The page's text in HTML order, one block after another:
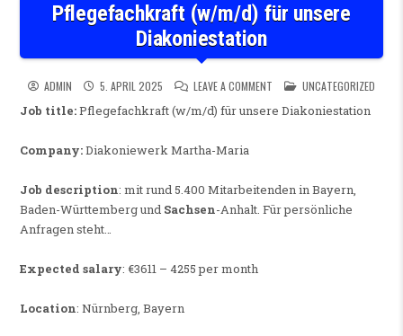
Pflegefachkraft (w/m/d) für unsere
Diakoniestation
ADMIN 5. APRIL 2025 LEAVE A COMMENT ON PFLEGEFACHKRAFT (W/
POSTED IN
UNCATEGORIZED
Job title:Pflegefachkraft (w/m/d) für unsere Diakoniestation
Company:Diakoniewerk Martha-Maria
Job description: mit rund 5.400 Mitarbeitenden in Bayern,
Baden-Württemberg und Sachsen-Anhalt. Für persönliche
Anfragen steht…
Expected salary: €3611 – 4255 per month
Location: Nürnberg, Bayern